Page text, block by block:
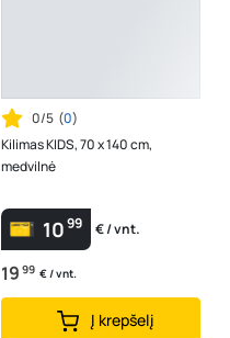
0/5 (0)
Kilimas KIDS, 70 x 140 cm,
medvilnė
1099 € / vnt.
19 99 € / vnt.
Į krepšelį